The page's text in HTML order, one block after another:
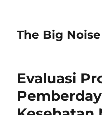
The Big
Evaluasi